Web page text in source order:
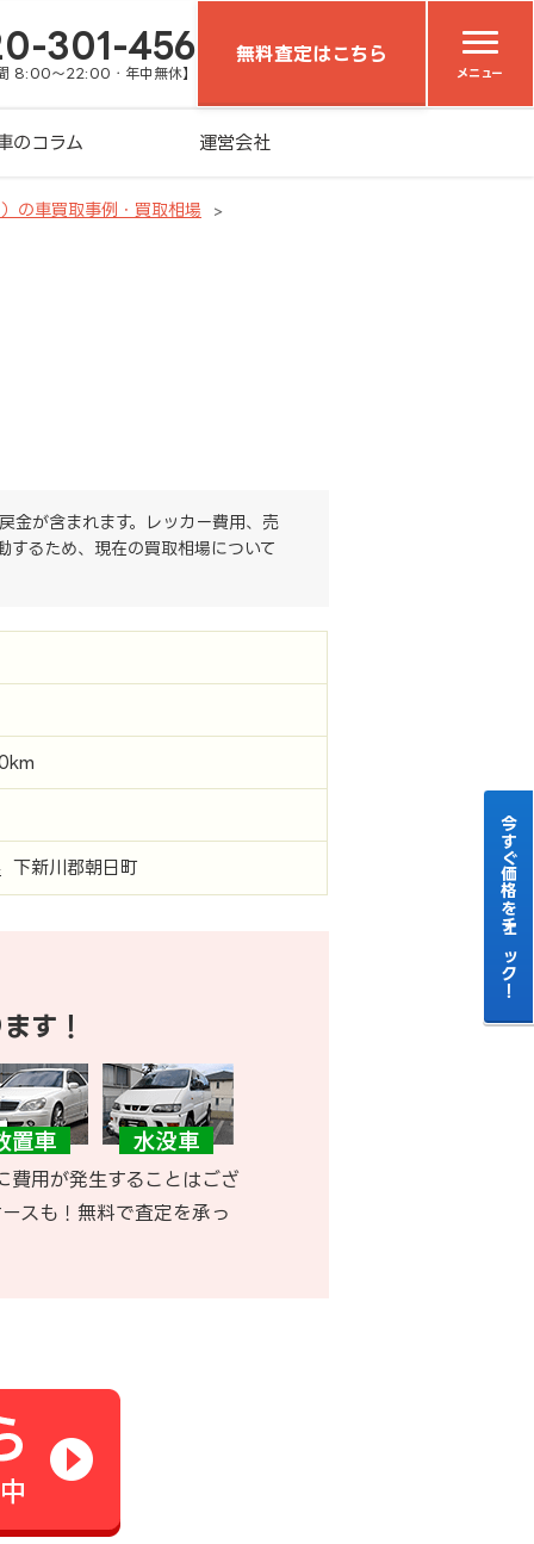
301-456
8:00～22:00・年中無休】
無料査定はこちら
メニュー
のコラム 運営会社
の車買取事例・買取相場
金が含まれます。レッカー費用、売
するため、現在の買取相場について
下新川郡朝日町
す！
費用が発生することはござ
スも！無料で査定を承っ
今すぐ価格をチェック！